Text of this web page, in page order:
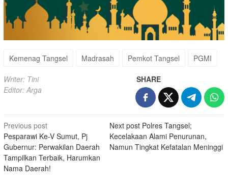
Kemenag Tangsel Madrasah Pemkot Tangsel PGMI
Writer: Tini
Editor: Arga
SHARE
Post
navigation
Previous post
Pesparawi Ke-V Sumut, Pj
Gubernur: Perwakilan Daerah
Tampilkan Terbaik, Harumkan
Nama Daerah!
Next post Polres Tangsel;
Kecelakaan Alami Penurunan,
Namun Tingkat Kefatalan Meninggi